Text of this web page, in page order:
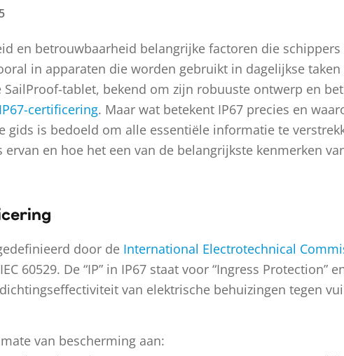
en betrouwbaarheid belangrijke factoren die schippers
in apparaten die worden gebruikt in dagelijkse taken
SailProof-tablet, bekend om zijn robuuste ontwerp en
IP67-certificering. Maar wat betekent IP67 precies en
gids is bedoeld om alle essentiële informatie te
en hoe het een van de belangrijkste kenmerken
door de International Electrotechnical
60529. De “IP” in IP67 staat voor “Ingress Protection”
van elektrische behuizingen tegen
van bescherming aan: